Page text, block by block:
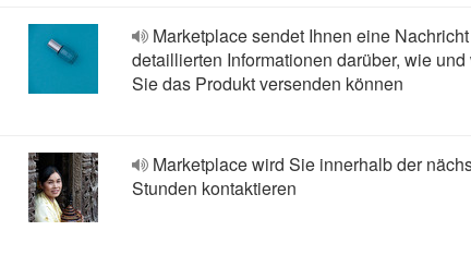
Marketplace sendet Ihnen eine
detaillierten Informationen darüber, wie und
Sie das Produkt versenden können
Marketplace wird Sie innerhalb der
Stunden kontaktieren